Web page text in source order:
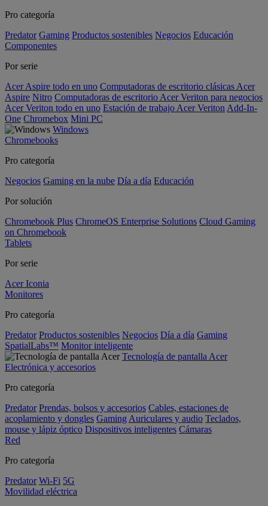
Pro categoría
Predator Gaming Productos sostenibles Negocios Educación
Componentes
Por serie
Acer Aspire todo en uno Computadoras de escritorio clásicas Acer
Aspire Nitro Computadoras de escritorio Acer Veriton para negocios
Acer Veriton todo en uno Estación de trabajo Acer Veriton Add-In-
One Chromebox Mini PC
Windows
Chromebooks
Pro categoría
Negocios Gaming en la nube Día a día Educación
Por solución
Chromebook Plus ChromeOS Enterprise Solutions Cloud Gaming
on Chromebook
Tablets
Por serie
Acer Iconia
Monitores
Pro categoría
Predator Productos sostenibles Negocios Día a día Gaming
SpatialLabs™ Monitor inteligente
Tecnología de pantalla Acer
Electrónica y accesorios
Pro categoría
Predator Prendas, bolsos y accesorios Cables, estaciones de
acoplamiento y dongles Gaming Auriculares y audio Teclados,
mouse y lápiz óptico Dispositivos inteligentes Cámaras
Red
Pro categoría
Predator Wi-Fi 5G
Movilidad eléctrica